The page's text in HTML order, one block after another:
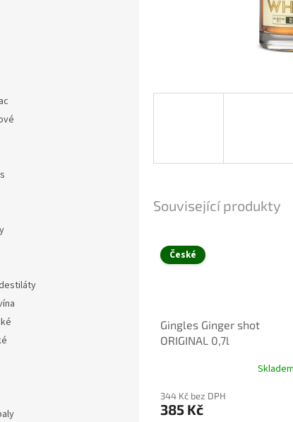
Související produkty
České
Gingles Ginger shot
ORIGINAL 0,7l
Skladem
344 Kč bez DPH
385 Kč